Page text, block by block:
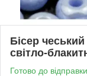
Бісер
світло-
Готово до відправки